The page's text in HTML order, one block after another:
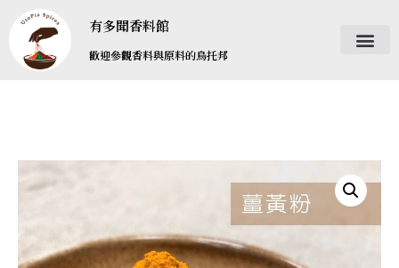
有多聞香料館
歡迎參觀香料與原料的烏托邦